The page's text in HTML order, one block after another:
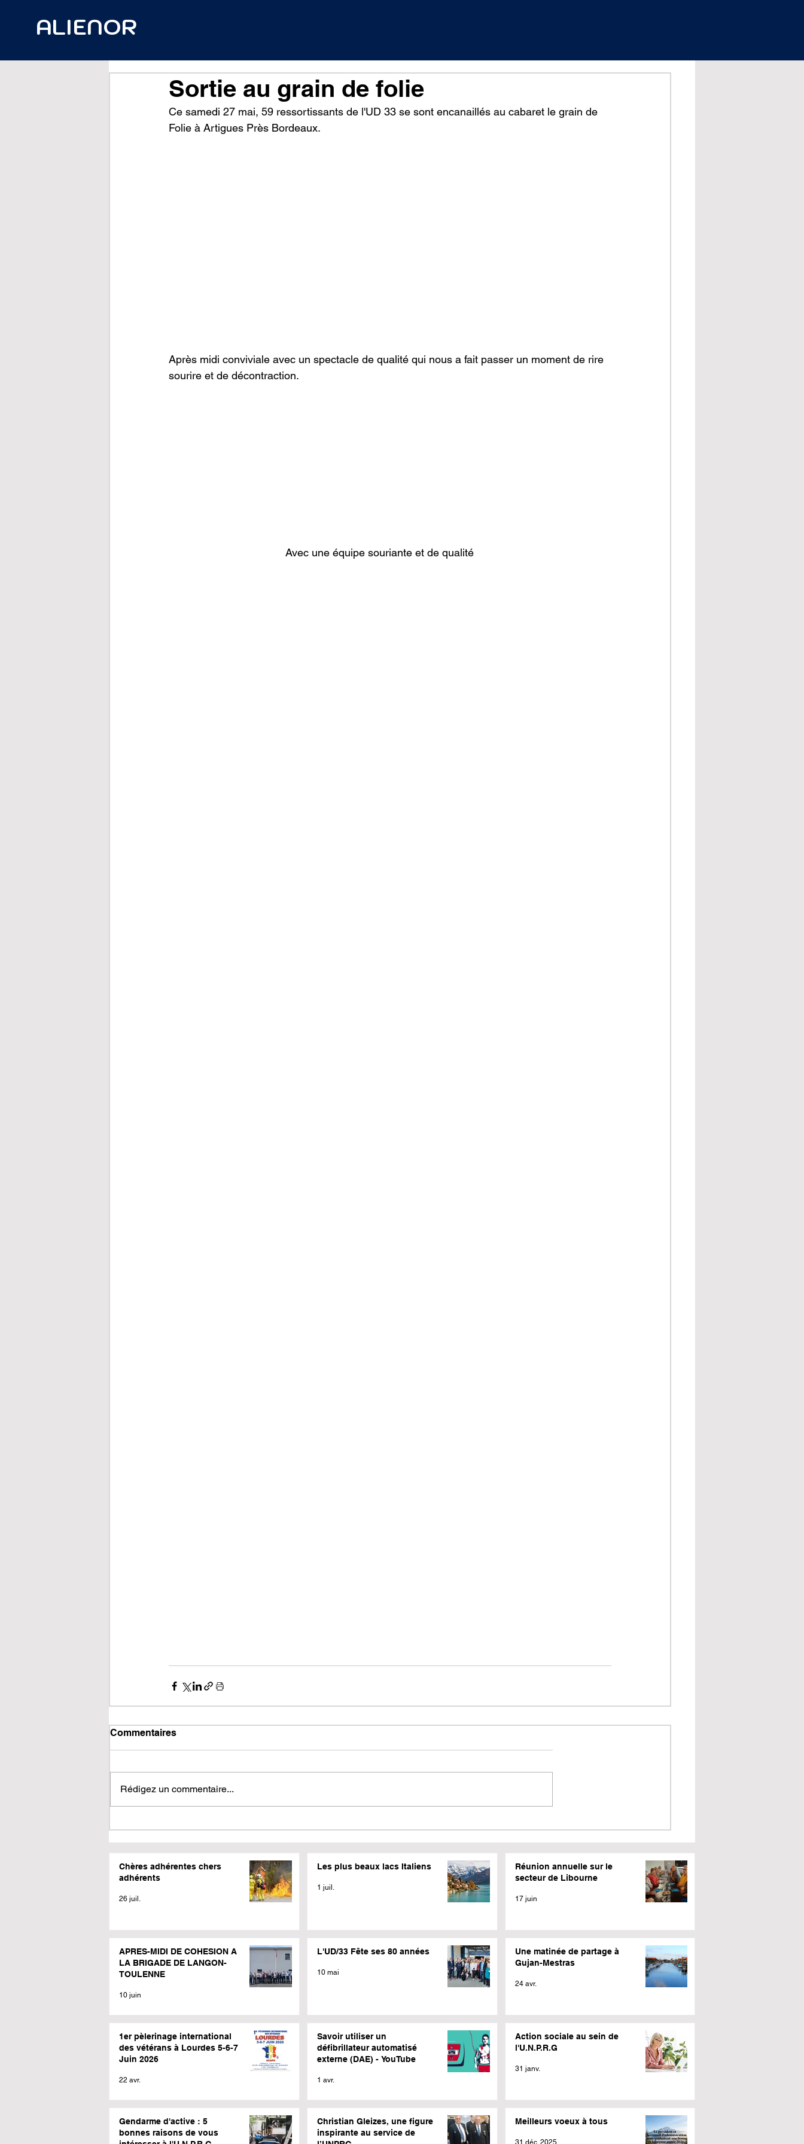
ALIENOR
Sortie au grain de folie
Ce samedi 27 mai, 59 ressortissants de l'UD 33 se sont encanaillés au cabaret le grain de
Folie à Artigues Près Bordeaux.
Après midi conviviale avec un spectacle de qualité qui nous a fait passer un moment de rire
sourire et de décontraction.
                                       Avec une équipe souriante et de qualité
Commentaires
Rédigez un commentaire...
Chères adhérentes chers
adhérents
26 juil.
Les plus beaux lacs Italiens
1 juil.
Réunion annuelle sur le
secteur de Libourne
17 juin
APRES-MIDI DE COHESION A
LA BRIGADE DE LANGON-
TOULENNE
10 juin
L'UD/33 Fête ses 80 années
10 mai
Une matinée de partage à
Gujan-Mestras
24 avr.
1er pèlerinage international
des vétérans à Lourdes 5-6-7
Juin 2026
22 avr.
Savoir utiliser un
défibrillateur automatisé
externe (DAE) - YouTube
1 avr.
Action sociale au sein de
l'U.N.P.R.G
31 janv.
Gendarme d'active : 5
bonnes raisons de vous
Christian Gleizes, une figure
inspirante au service de
Meilleurs voeux à tous